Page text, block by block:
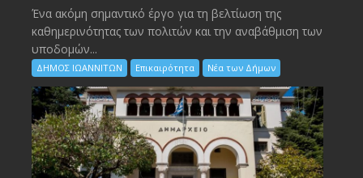
Ένα ακόμη σημαντικό έργο για τη βελτίωση της
καθημερινότητας των πολιτών και την αναβάθμιση των
υποδομών...
ΔΗΜΟΣ ΙΩΑΝΝΙΤΩΝ Επικαιρότητα Νέα των Δήμων